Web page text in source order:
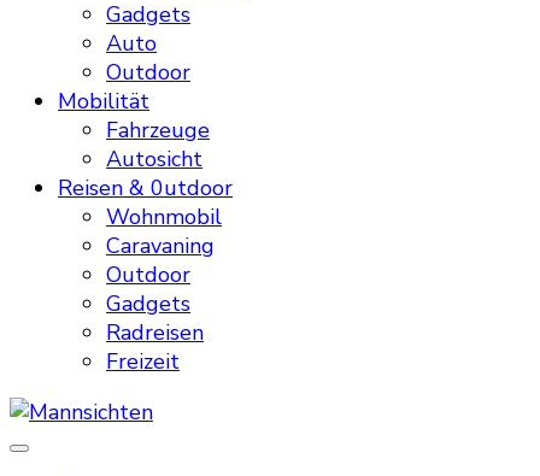
Gadgets
Auto
Outdoor
Mobilität
Fahrzeuge
Autosicht
Reisen & 0utdoor
Wohnmobil
Caravaning
Outdoor
Gadgets
Radreisen
Freizeit
Mannsichten